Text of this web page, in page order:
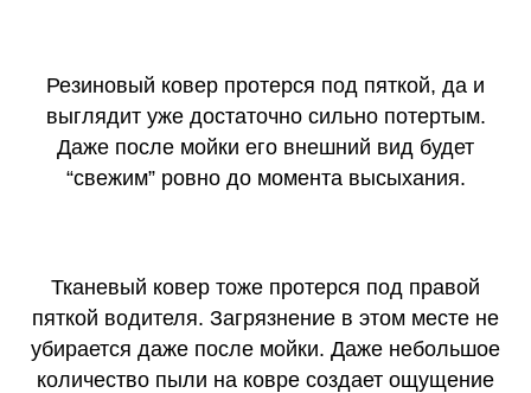
Резиновый ковер протерся под пяткой, да и
выглядит уже достаточно сильно потертым.
Даже после мойки его внешний вид будет
“свежим” ровно до момента высыхания.
Тканевый ковер тоже протерся под правой
пяткой водителя. Загрязнение в этом месте не
убирается даже после мойки. Даже небольшое
количество пыли на ковре создает ощущение